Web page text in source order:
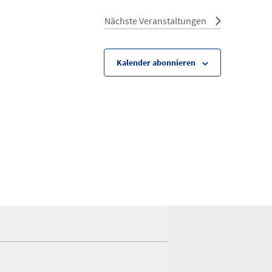
NächsteVeranstaltungen
Kalender abonnieren